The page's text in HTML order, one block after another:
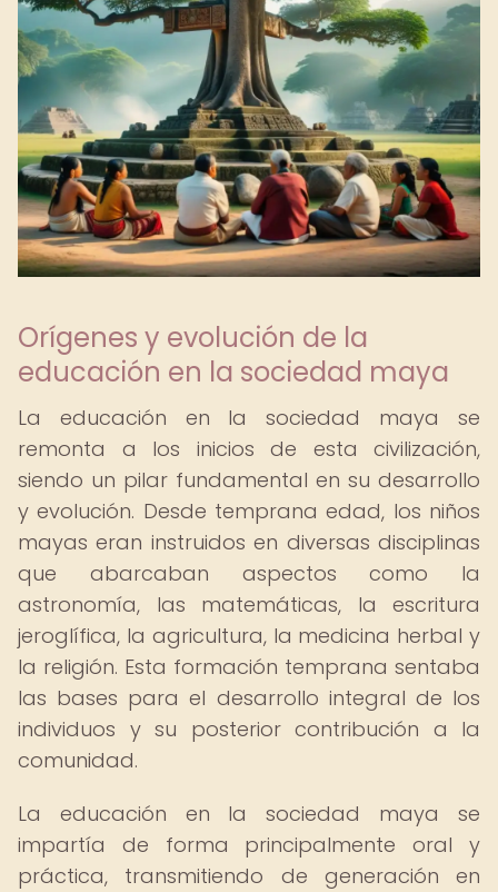
Orígenes y evolución de la
educación en la sociedad maya
La educación en la sociedad maya se
remonta a los inicios de esta civilización,
siendo un pilar fundamental en su desarrollo
y evolución. Desde temprana edad, los niños
mayas eran instruidos en diversas disciplinas
que abarcaban aspectos como la
astronomía, las matemáticas, la escritura
jeroglífica, la agricultura, la medicina herbal y
la religión. Esta formación temprana sentaba
las bases para el desarrollo integral de los
individuos y su posterior contribución a la
comunidad.
La educación en la sociedad maya se
impartía de forma principalmente oral y
práctica, transmitiendo de generación en